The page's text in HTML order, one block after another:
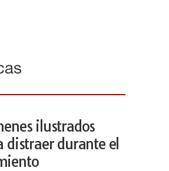
ilustrados
distraer durante el